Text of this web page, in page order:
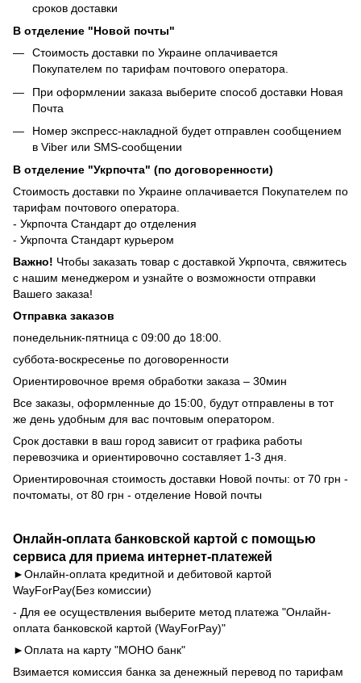
сроков доставки
В отделение "Новой почты"
Стоимость доставки по Украине оплачивается
Покупателем по тарифам почтового оператора.
При оформлении заказа выберите способ доставки Новая
Почта
Номер экспресс-накладной будет отправлен сообщением
в Viber или SMS-сообщении
В отделение "Укрпочта" (по договоренности)
Стоимость доставки по Украине оплачивается Покупателем по
тарифам почтового оператора.
- Укрпочта Стандарт до отделения
- Укрпочта Стандарт курьером
Важно! Чтобы заказать товар с доставкой Укрпочта, свяжитесь
с нашим менеджером и узнайте о возможности отправки
Вашего заказа!
Отправка заказов
понедельник-пятница с 09:00 до 18:00.
суббота-воскресенье по договоренности
Ориентировочное время обработки заказа – 30мин
Все заказы, оформленные до 15:00, будут отправлены в тот
же день удобным для вас почтовым оператором.
Срок доставки в ваш город зависит от графика работы
перевозчика и ориентировочно составляет 1-3 дня.
Ориентировочная стоимость доставки Новой почты: от 70 грн -
почтоматы, от 80 грн - отделение Новой почты
Онлайн-оплата банковской картой с помощью
сервиса для приема интернет-платежей
►Онлайн-оплата кредитной и дебитовой картой
WayForPay(Без комиссии)
- Для ее осуществления выберите метод платежа "Онлайн-
оплата банковской картой (WayForPay)"
►Оплата на карту "МОНО банк"
Взимается комиссия банка за денежный перевод по тарифам